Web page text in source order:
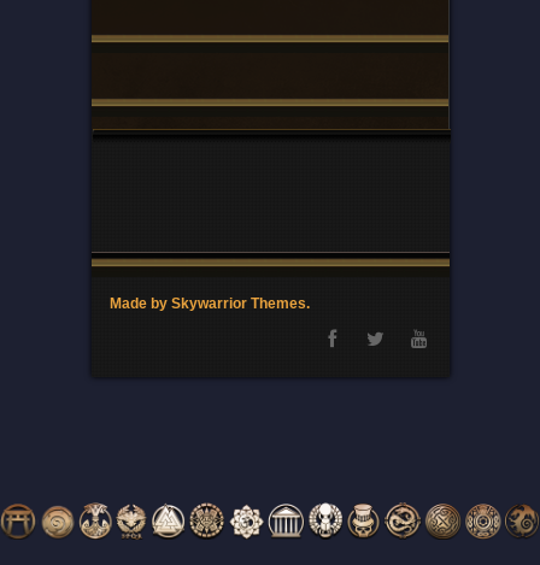
Made by Skywarrior Themes.